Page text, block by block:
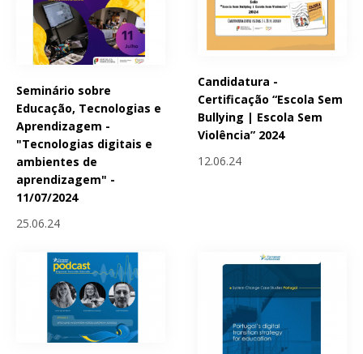
Seminário sobre
Educação, Tecnologias e
Aprendizagem -
"Tecnologias digitais e
ambientes de
aprendizagem" -
11/07/2024
25.06.24
Candidatura -
Certificação “Escola Sem
Bullying | Escola Sem
Violência” 2024
12.06.24